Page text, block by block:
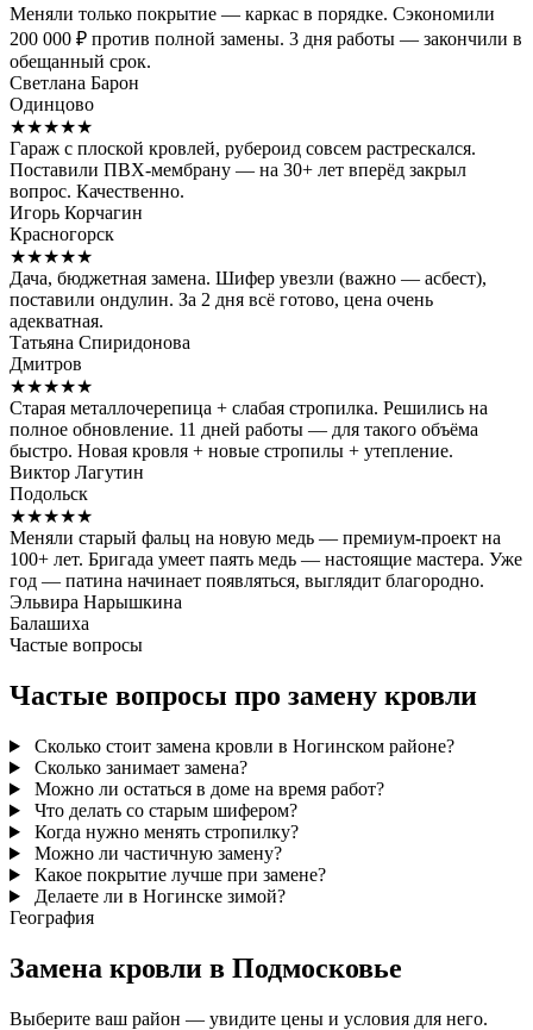
Меняли только покрытие — каркас в порядке. Сэкономили
200 000 ₽ против полной замены. 3 дня работы — закончили в
обещанный срок.
Светлана Барон
Одинцово
★★★★★
Гараж с плоской кровлей, рубероид совсем растрескался.
Поставили ПВХ-мембрану — на 30+ лет вперёд закрыл
вопрос. Качественно.
Игорь Корчагин
Красногорск
★★★★★
Дача, бюджетная замена. Шифер увезли (важно — асбест),
поставили ондулин. За 2 дня всё готово, цена очень
адекватная.
Татьяна Спиридонова
Дмитров
★★★★★
Старая металлочерепица + слабая стропилка. Решились на
полное обновление. 11 дней работы — для такого объёма
быстро. Новая кровля + новые стропилы + утепление.
Виктор Лагутин
Подольск
★★★★★
Меняли старый фальц на новую медь — премиум-проект на
100+ лет. Бригада умеет паять медь — настоящие мастера. Уже
год — патина начинает появляться, выглядит благородно.
Эльвира Нарышкина
Балашиха
Частые вопросы
Частые вопросы про замену кровли
Сколько стоит замена кровли в Ногинском районе?
Сколько занимает замена?
Можно ли остаться в доме на время работ?
Что делать со старым шифером?
Когда нужно менять стропилку?
Можно ли частичную замену?
Какое покрытие лучше при замене?
Делаете ли в Ногинске зимой?
География
Замена кровли в Подмосковье
Выберите ваш район — увидите цены и условия для него.